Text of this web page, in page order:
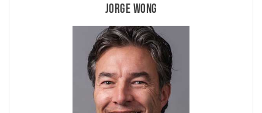
Jorge Wong